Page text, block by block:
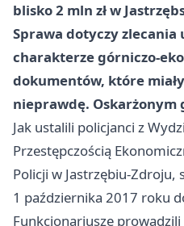
blisko 2 mln zł w
Sprawa dotyczy zlecania
charakterze górniczo-
dokumentów, które
nieprawdę. Oskarżonym
Jak ustalili policjanci z
Przestępczością
Policji w Jastrzębiu-
1 października 2017 roku
Funkcjonariusze